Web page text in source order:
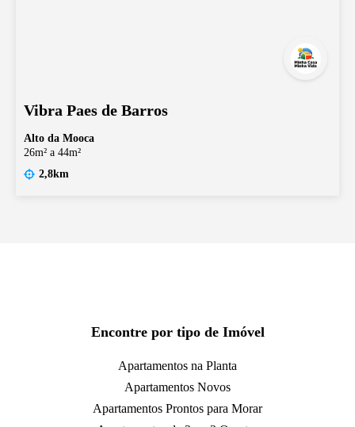
Vibra Paes de Barros
Alto da Mooca
26m² a 44m²
2,8km
Encontre por tipo de Imóvel
Apartamentos na Planta
Apartamentos Novos
Apartamentos Prontos para Morar